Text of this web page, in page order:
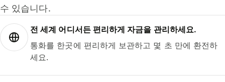
수 있습니다.
전 세계 어디서든 편리하게 자금을 관리하세요.
통화를 한곳에 편리하게 보관하고 몇 초 만에 환전하
세요.